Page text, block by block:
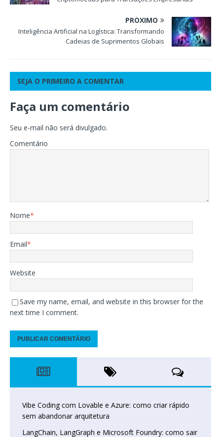
PRÓXIMO
Inteligência Artificial na Logística: Transformando
Cadeias de Suprimentos Globais
SEJA O PRIMEIRO A COMENTAR
Faça um comentário
Seu e-mail não será divulgado.
Comentário
Nome*
Email*
Website
Save my name, email, and website in this browser for the
next time I comment.
Vibe Coding com Lovable e Azure: como criar rápido
sem abandonar arquitetura
LangChain, LangGraph e Microsoft Foundry: como sair